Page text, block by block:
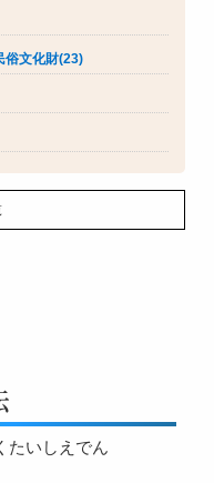
俗文化財(23)
たいしえでん